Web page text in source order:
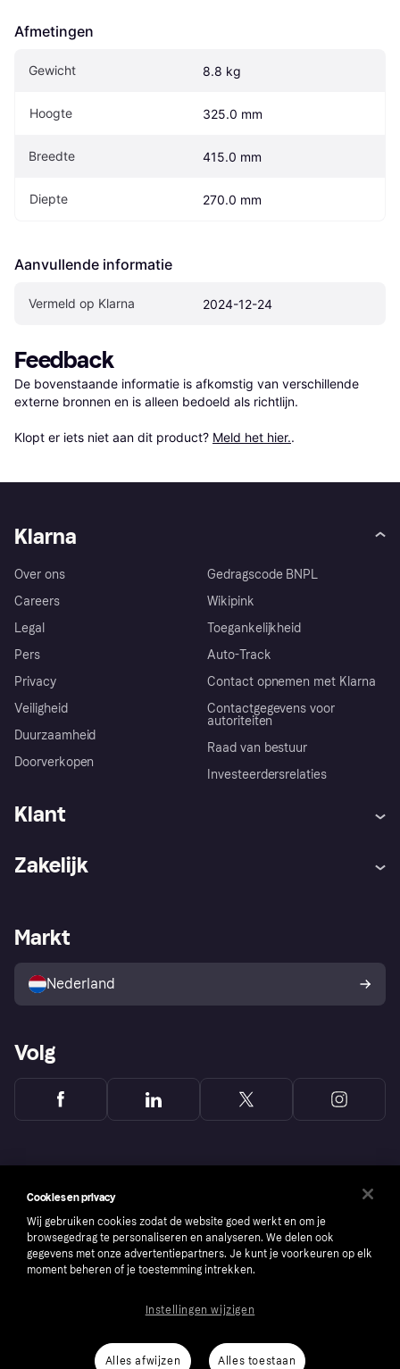
Afmetingen
Gewicht 8.8 kg
Hoogte 325.0 mm
Breedte 415.0 mm
Diepte 270.0 mm
Aanvullende informatie
Vermeld op Klarna 2024-12-24
Feedback
De bovenstaande informatie is afkomstig van verschillende
externe bronnen en is alleen bedoeld als richtlijn.
Klopt er iets niet aan dit product? Meld het hier..
Klarna
Over ons
Careers
Legal
Pers
Privacy
Veiligheid
Duurzaamheid
Doorverkopen
Gedragscode BNPL
Wikipink
Toegankelijkheid
Auto-Track
Contact opnemen met Klarna
Contactgegevens voor
autoriteiten
Raad van bestuur
Investeerdersrelaties
Klant
Winkeloverzicht
Kopersbescherming voor
consumenten
Zakelijk
Zakelijke login
Markt
Nederland
Volg
number: 556737-0431
Cookies en privacy
Wij gebruiken cookies zodat de website goed werkt en om je
browsegedrag te personaliseren en analyseren. We delen ook
gegevens met onze advertentiepartners. Je kunt je voorkeuren op elk
moment beheren of je toestemming intrekken.
Alles afwijzen Alles toestaan
Instellingen wijzigen